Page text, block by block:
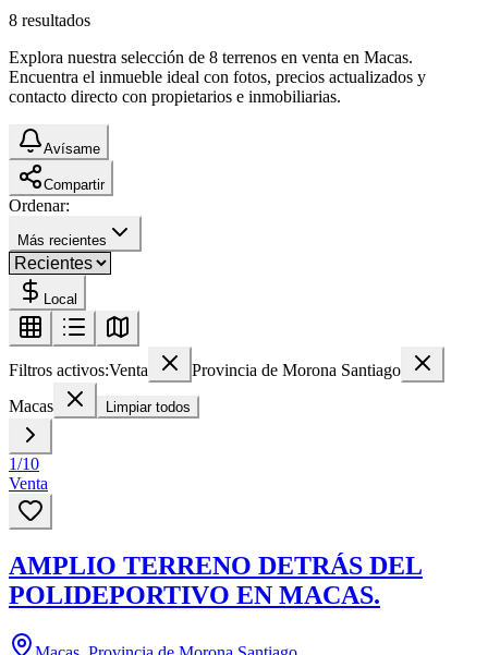
8 resultados
Explora nuestra selección de 8 terrenos en venta en Macas.
Encuentra el inmueble ideal con fotos, precios actualizados y
contacto directo con propietarios e inmobiliarias.
Avísame
Compartir
Ordenar:
Más recientes
Local
Filtros activos:Venta
Provincia de Morona Santiago
Macas
Limpiar todos
1/10
Venta
AMPLIO TERRENO DETRÁS DEL
POLIDEPORTIVO EN MACAS.